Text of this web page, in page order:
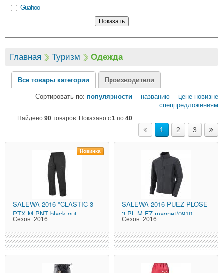
Guahoo
Главная Туризм Одежда
Все товары категории Производители
Сортировать по: популярности названию цене новизне
спецпредложениям
Найдено 90 товаров. Показано с 1 по 40
1 2 3
Новинка
SALEWA 2016 *CLASTIC 3
PTX M PNT black out
Сезон: 2016
SALEWA 2016 PUEZ PLOSE
3 PL M FZ magnet/0910
Сезон: 2016